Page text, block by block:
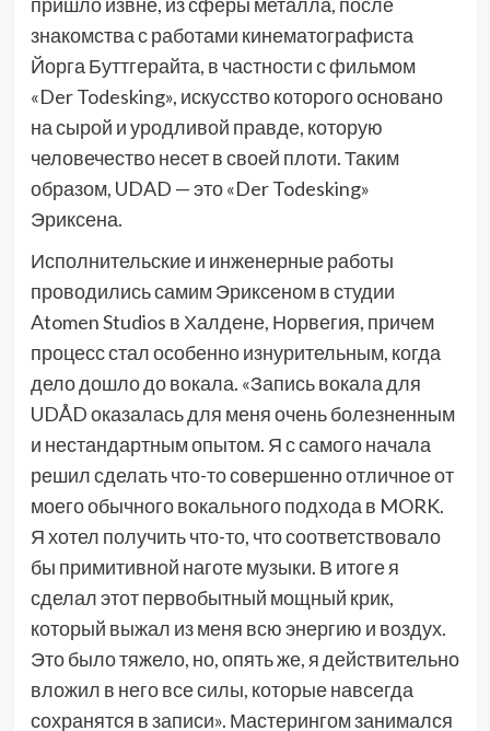
пришло извне, из сферы металла, после
знакомства с работами кинематографиста
Йорга Буттгерайта, в частности с фильмом
«Der Todesking», искусство которого основано
на сырой и уродливой правде, которую
человечество несет в своей плоти. Таким
образом, UDAD — это «Der Todesking»
Эриксена.
Исполнительские и инженерные работы
проводились самим Эриксеном в студии
Atomen Studios в Халдене, Норвегия, причем
процесс стал особенно изнурительным, когда
дело дошло до вокала. «Запись вокала для
UDÅD оказалась для меня очень болезненным
и нестандартным опытом. Я с самого начала
решил сделать что-то совершенно отличное от
моего обычного вокального подхода в MORK.
Я хотел получить что-то, что соответствовало
бы примитивной наготе музыки. В итоге я
сделал этот первобытный мощный крик,
который выжал из меня всю энергию и воздух.
Это было тяжело, но, опять же, я действительно
вложил в него все силы, которые навсегда
сохранятся в записи». Мастерингом занимался